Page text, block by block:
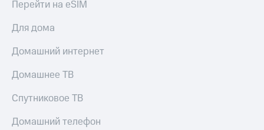
Перейти на eSIM
Для дома
Домашний интернет
Домашнее ТВ
Спутниковое ТВ
Домашний телефон